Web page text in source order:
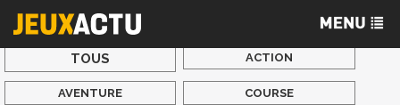
TOUS ACTION
AVENTURE COURSE